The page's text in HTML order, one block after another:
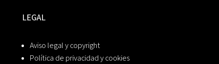
LEGAL
Aviso legal y copyright
Política de privacidad y cookies